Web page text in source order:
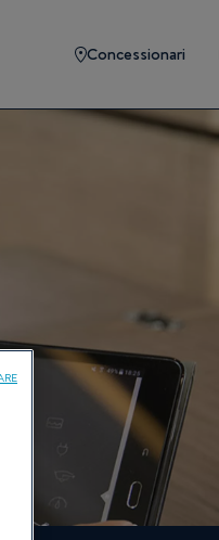
Concessionari